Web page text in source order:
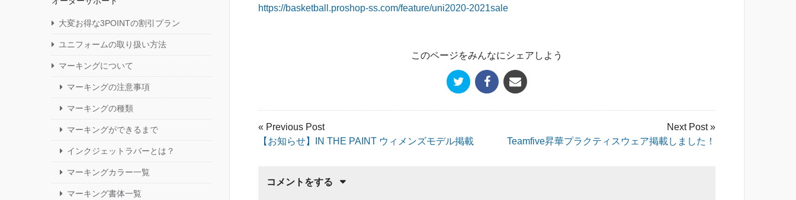
https://basketball.proshop-ss.com/feature/uni2020-2021sale
このページをみんなにシェアしよう
« Previous Post
【お知らせ】IN THE PAINT ウィメンズモデル掲載
Next Post »
Teamfive昇華プラクティスウェア掲載しました！
コメントをする
大変お得な3POINTの割引プラン
ユニフォームの取り扱い方法
マーキングについて
マーキングの注意事項
マーキングの種類
マーキングができるまで
インクジェットラバーとは？
マーキングカラー一覧
マーキング書体一覧